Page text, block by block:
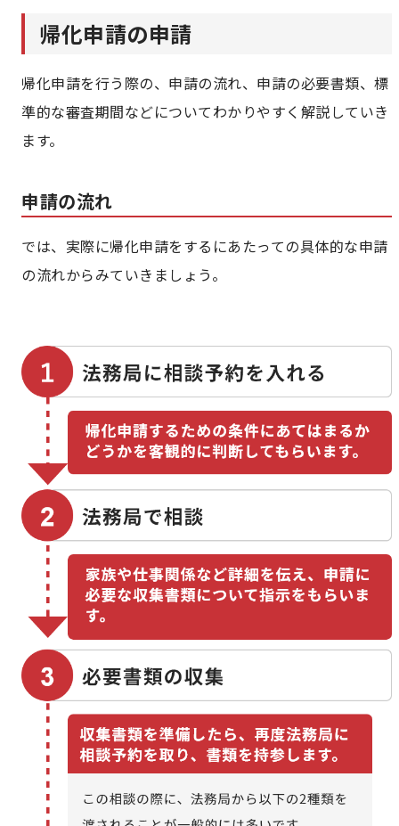
帰化申請の申請
帰化申請を行う際の、申請の流れ、申請の必要書類、標
準的な審査期間などについてわかりやすく解説していき
ます。
申請の流れ
では、実際に帰化申請をするにあたっての具体的な申請
の流れからみていきましょう。